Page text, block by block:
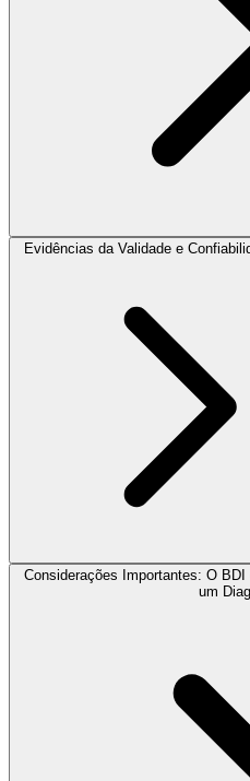
Evidências da Validade e
Considerações Importantes: O
um